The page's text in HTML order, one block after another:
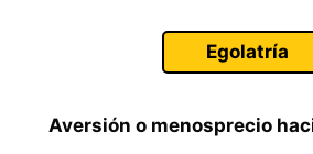
Egolatría
Aversión o menosprecio